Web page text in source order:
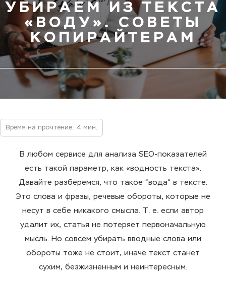
УБИРАЕМ ИЗ ТЕКСТА
«ВОДУ». СОВЕТЫ
КОПИРАЙТЕРАМ
Время на прочтение: 4 мин.
В любом сервисе для анализа SEO-показателей
есть такой параметр, как «водность текста».
Давайте разберемся, что такое “вода” в тексте.
Это слова и фразы, речевые обороты, которые не
несут в себе никакого смысла. Т. е. если автор
удалит их, статья не потеряет первоначальную
мысль. Но совсем убирать вводные слова или
обороты тоже не стоит, иначе текст станет
сухим, безжизненным и неинтересным.